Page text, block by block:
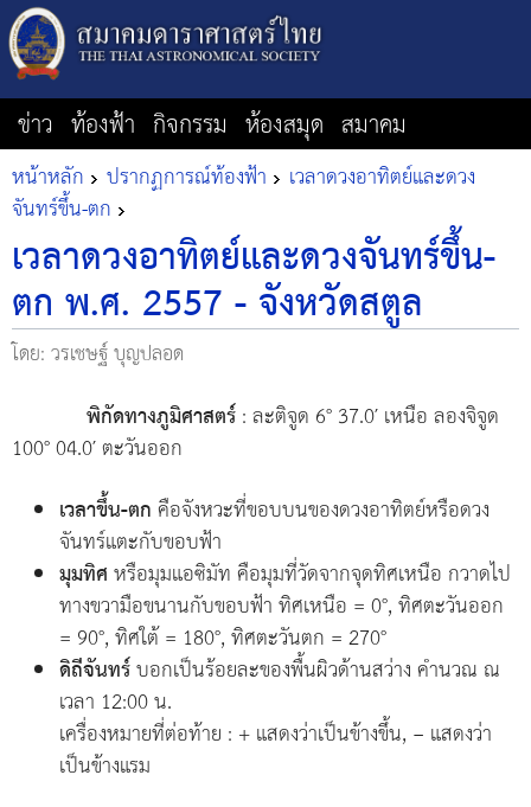
ข่าว ท้องฟ้า กิจกรรม ห้องสมุด สมาคม
หน้าหลัก ปรากฏการณ์ท้องฟ้า เวลาดวงอาทิตย์และดวง
จันทร์ขึ้น-ตก
เวลาดวงอาทิตย์และดวงจันทร์ขึ้น-
ตก พ.ศ. 2557 - จังหวัดสตูล
โดย: วรเชษฐ์ บุญปลอด
พิกัดทางภูมิศาสตร์: ละติจูด 6° 37.0′ เหนือ ลองจิจูด
100° 04.0′ ตะวันออก
เวลาขึ้น-ตกคือจังหวะที่ขอบบนของดวงอาทิตย์หรือดวง
จันทร์แตะกับขอบฟ้า
มุมทิศหรือมุมแอซิมัท คือมุมที่วัดจากจุดทิศเหนือ กวาดไป
ทางขวามือขนานกับขอบฟ้า ทิศเหนือ = 0°, ทิศตะวันออก
= 90°, ทิศใต้ = 180°, ทิศตะวันตก = 270°
ดิถีจันทร์บอกเป็นร้อยละของพื้นผิวด้านสว่าง คำนวณ ณ
เวลา 12:00 น.
เครื่องหมายที่ต่อท้าย : + แสดงว่าเป็นข้างขึ้น, − แสดงว่า
เป็นข้างแรม